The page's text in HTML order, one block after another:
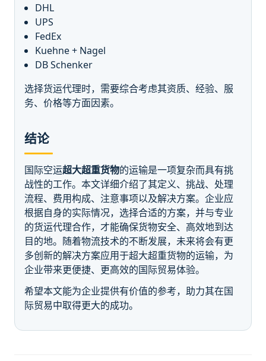
DHL
UPS
FedEx
Kuehne + Nagel
DB Schenker
选择货运代理时，需要综合考虑其资质、经验、服
务、价格等方面因素。
结论
国际空运超大超重货物的运输是一项复杂而具有挑
战性的工作。本文详细介绍了其定义、挑战、处理
流程、费用构成、注意事项以及解决方案。企业应
根据自身的实际情况，选择合适的方案，并与专业
的货运代理合作，才能确保货物安全、高效地到达
目的地。随着物流技术的不断发展，未来将会有更
多创新的解决方案应用于超大超重货物的运输，为
企业带来更便捷、更高效的国际贸易体验。
希望本文能为企业提供有价值的参考，助力其在国
际贸易中取得更大的成功。